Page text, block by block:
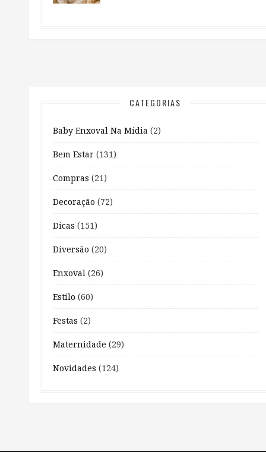
CATEGORIAS
Baby Enxoval Na Mídia (2)
Bem Estar (131)
Compras (21)
Decoração (72)
Dicas (151)
Diversão (20)
Enxoval (26)
Estilo (60)
Festas (2)
Maternidade (29)
Novidades (124)